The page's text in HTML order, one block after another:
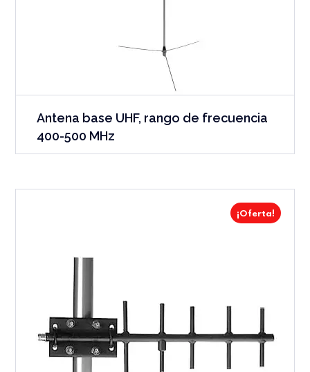
Antena base UHF, rango de frecuencia
400-500 MHz
¡Oferta!